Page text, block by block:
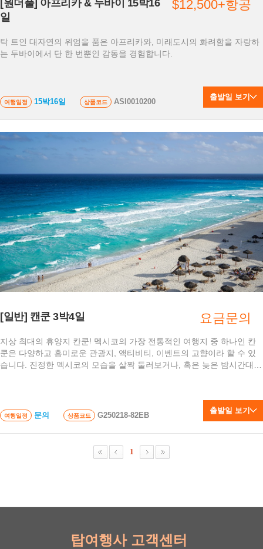
[원더풀] 아프리카 & 두바이 15박16
일
탁 트인 대자연의 위엄을 품은 아프리카와, 미래도시의 화려함을 자랑하
는 두바이에서 단 한 번뿐인 감동을 경험합니다.
여행일정 15박16일 상품코드 ASI0010200
$12,500+항공
출발일 보기
[일반] 캔쿤 3박4일
지상 최대의 휴양지 칸쿤! 멕시코의 가장 전통적인 여행지 중 하나인 칸
쿤은 다양하고 흥미로운 관광지, 액티비티, 이벤트의 고향이라 할 수 있
습니다. 진정한 멕시코의 모습을 살짝 둘러보거나, 혹은 늦은 밤시간대를
여행일정 문의 상품코드 G250218-82EB
요금문의
출발일 보기
1
탑여행사 고객센터